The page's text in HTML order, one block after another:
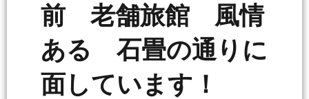
前 老舗旅館 風情
ある 石畳の通りに
面しています！